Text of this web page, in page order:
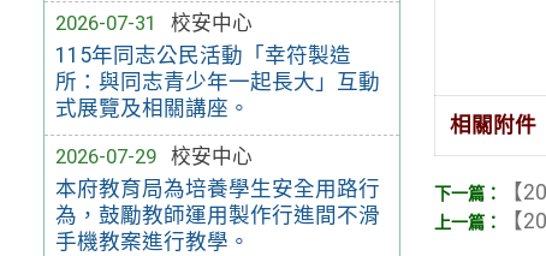
2026-07-31
校安中心
115年同志公民活動「幸符製造
所：與同志青少年一起長大」互動
式展覽及相關講座。
2026-07-29
校安中心
本府教育局為培養學生安全用路行
為，鼓勵教師運用製作行進間不滑
手機教案進行教學。
相關附件
【
【